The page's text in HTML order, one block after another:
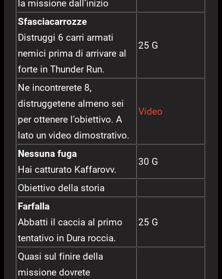
la missione dall’inizio
Sfasciacarrozze
Distruggi 6 carri armati
nemici prima di arrivare al
forte in Thunder Run.
25 G
Ne incontrerete 8,
distruggetene almeno sei
per ottenere l’obiettivo. A
lato un video dimostrativo.
Video
Nessuna fuga
Hai catturato Kaffarovv.
30 G
Obiettivo della storia
Farfalla
Abbatti il caccia al primo
tentativo in Dura roccia.
25 G
Quasi sul finire della
missione dovrete